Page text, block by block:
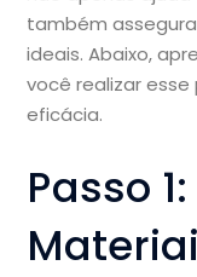
também
ideais. Abaixo,
você realizar
eficácia.
Passo